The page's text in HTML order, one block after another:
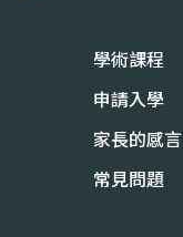
學術課程
申請入學
家長的感言
常見問題